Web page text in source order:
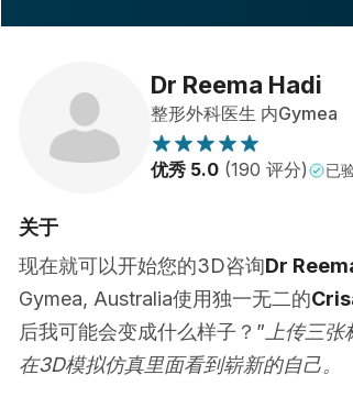
Dr Reema Hadi
整形外科医生 内Gymea
优秀 5.0 (190 评分) 已
关于
现在就可以开始您的3D咨询Dr
Gymea, Australia使用独一无二的
后我可能会变成什么样子？” 上传三
在3D模拟仿真里面看到崭新的自己。